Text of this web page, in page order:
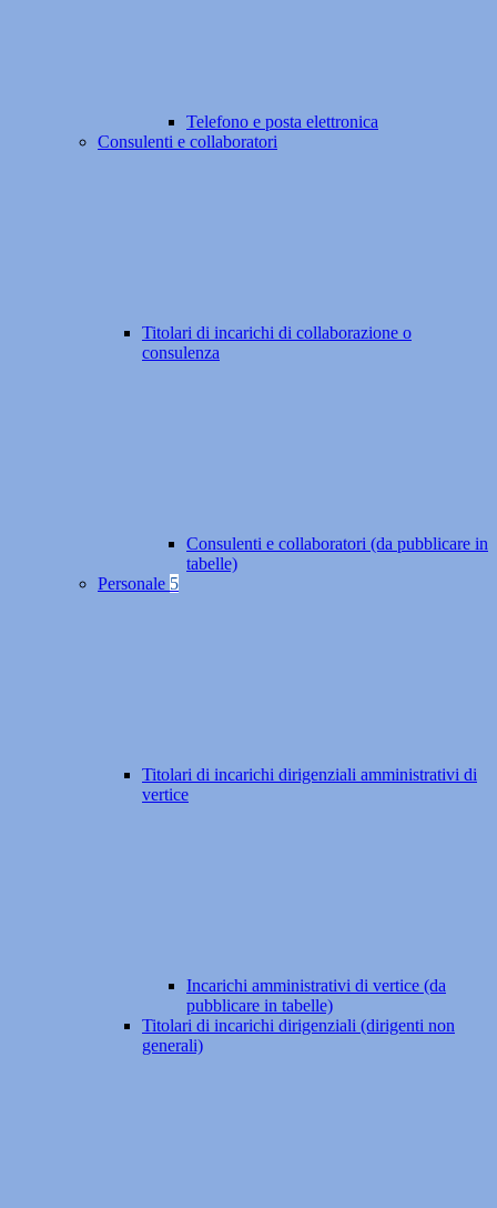
Telefono e posta elettronica
Consulenti e collaboratori
Titolari di incarichi di collaborazione o
consulenza
Consulenti e collaboratori (da pubblicare in
tabelle)
Personale 5
Titolari di incarichi dirigenziali amministrativi di
vertice
Incarichi amministrativi di vertice (da
pubblicare in tabelle)
Titolari di incarichi dirigenziali (dirigenti non
generali)